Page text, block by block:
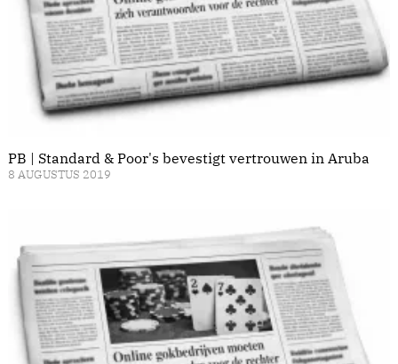
PB | Standard & Poor's bevestigt vertrouwen in Aruba
8 AUGUSTUS 2019